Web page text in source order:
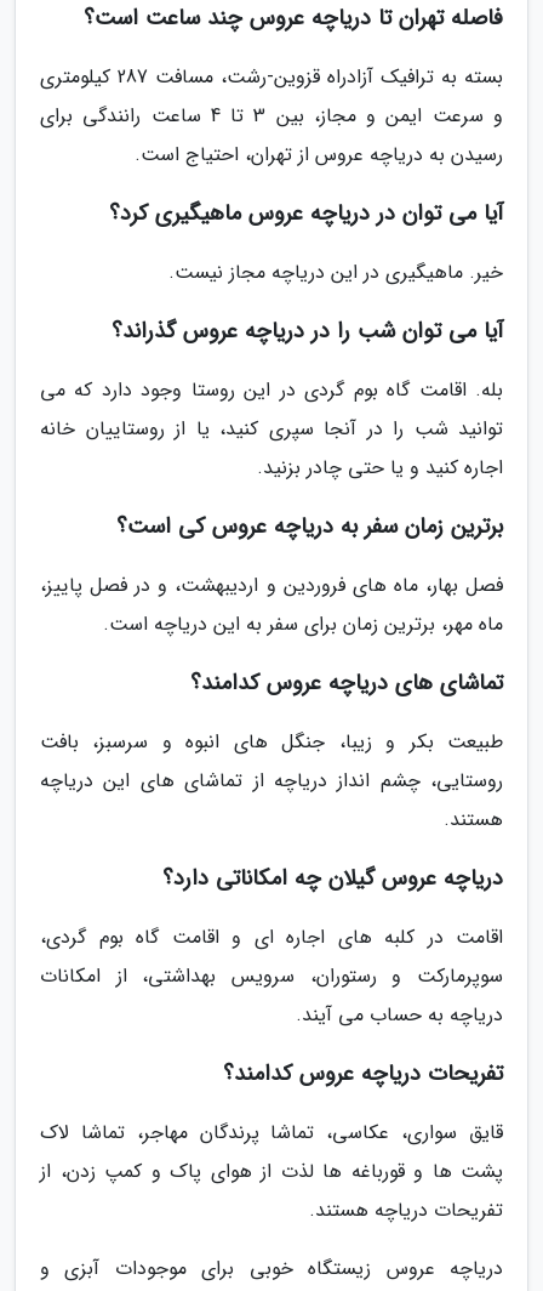
فاصله تهران تا دریاچه عروس چند ساعت است؟
بسته به ترافیک آزادراه قزوین-رشت، مسافت 287 کیلومتری
و سرعت ایمن و مجاز، بین 3 تا 4 ساعت رانندگی برای
رسیدن به دریاچه عروس از تهران، احتیاج است.
آیا می توان در دریاچه عروس ماهیگیری کرد؟
خیر. ماهیگیری در این دریاچه مجاز نیست.
آیا می توان شب را در دریاچه عروس گذراند؟
بله. اقامت گاه بوم گردی در این روستا وجود دارد که می
توانید شب را در آنجا سپری کنید، یا از روستاییان خانه
اجاره کنید و یا حتی چادر بزنید.
برترین زمان سفر به دریاچه عروس کی است؟
فصل بهار، ماه های فروردین و اردیبهشت، و در فصل پاییز،
ماه مهر، برترین زمان برای سفر به این دریاچه است.
تماشای های دریاچه عروس کدامند؟
طبیعت بکر و زیبا، جنگل های انبوه و سرسبز، بافت
روستایی، چشم انداز دریاچه از تماشای های این دریاچه
هستند.
دریاچه عروس گیلان چه امکاناتی دارد؟
اقامت در کلبه های اجاره ای و اقامت گاه بوم گردی،
سوپرمارکت و رستوران، سرویس بهداشتی، از امکانات
دریاچه به حساب می آیند.
تفریحات دریاچه عروس کدامند؟
قایق سواری، عکاسی، تماشا پرندگان مهاجر، تماشا لاک
پشت ها و قورباغه ها لذت از هوای پاک و کمپ زدن، از
تفریحات دریاچه هستند.
دریاچه عروس زیستگاه خوبی برای موجودات آبزی و